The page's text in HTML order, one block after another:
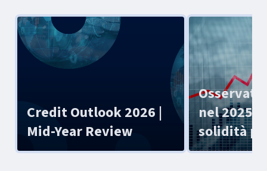
Credit Outlook 2026 |
Mid-Year Review
nel 2025
solidità